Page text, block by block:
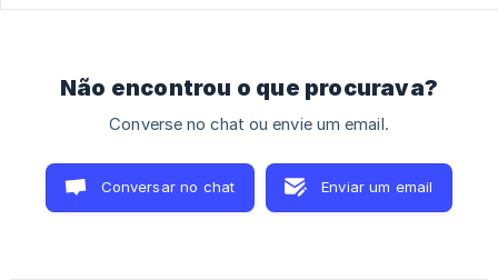
Não encontrou o que procurava?
Converse no chat ou envie um email.
Conversar no chat Enviar um email